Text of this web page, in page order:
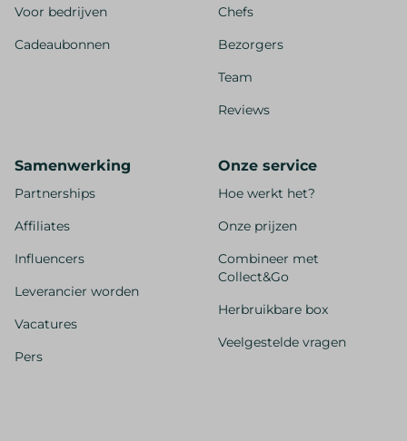
Voor bedrijven
Cadeaubonnen
Chefs
Bezorgers
Team
Reviews
Samenwerking
Partnerships
Affiliates
Influencers
Leverancier worden
Vacatures
Pers
Onze service
Hoe werkt het?
Onze prijzen
Combineer met
Collect&Go
Herbruikbare box
Veelgestelde vragen